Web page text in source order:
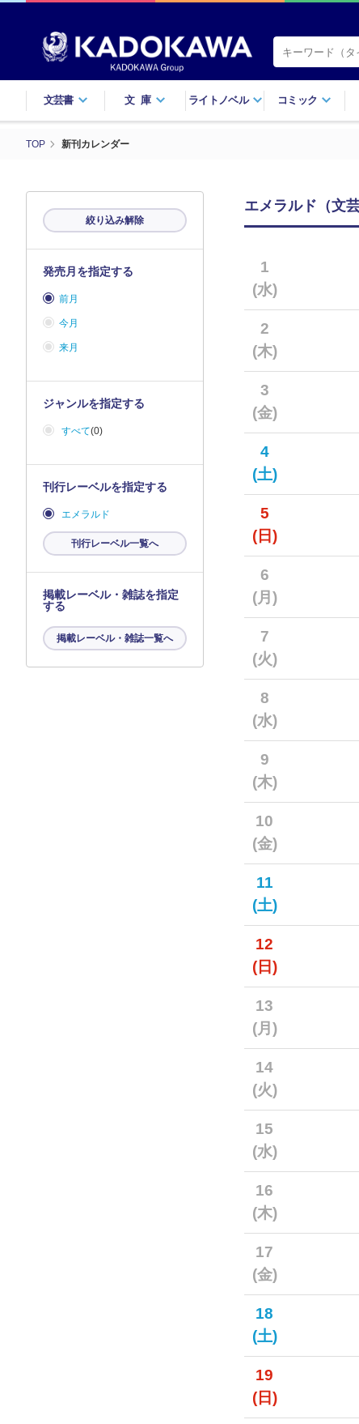
文芸書 文庫 ライトノベル コミック
TOP 新刊カレンダー
エメラルド（文
1
(水)
2
(木)
3
(金)
4
(土)
5
(日)
6
(月)
7
(火)
8
(水)
9
(木)
10
(金)
11
(土)
12
(日)
13
(月)
14
(火)
15
(水)
16
(木)
17
(金)
18
(土)
19
(日)
絞り込み解除
発売月を指定する
前月
今月
来月
ジャンルを指定する
すべて(0)
刊行レーベルを指定する
エメラルド
刊行レーベル一覧へ
掲載レーベル・雑誌を指定
する
掲載レーベル・雑誌一覧へ